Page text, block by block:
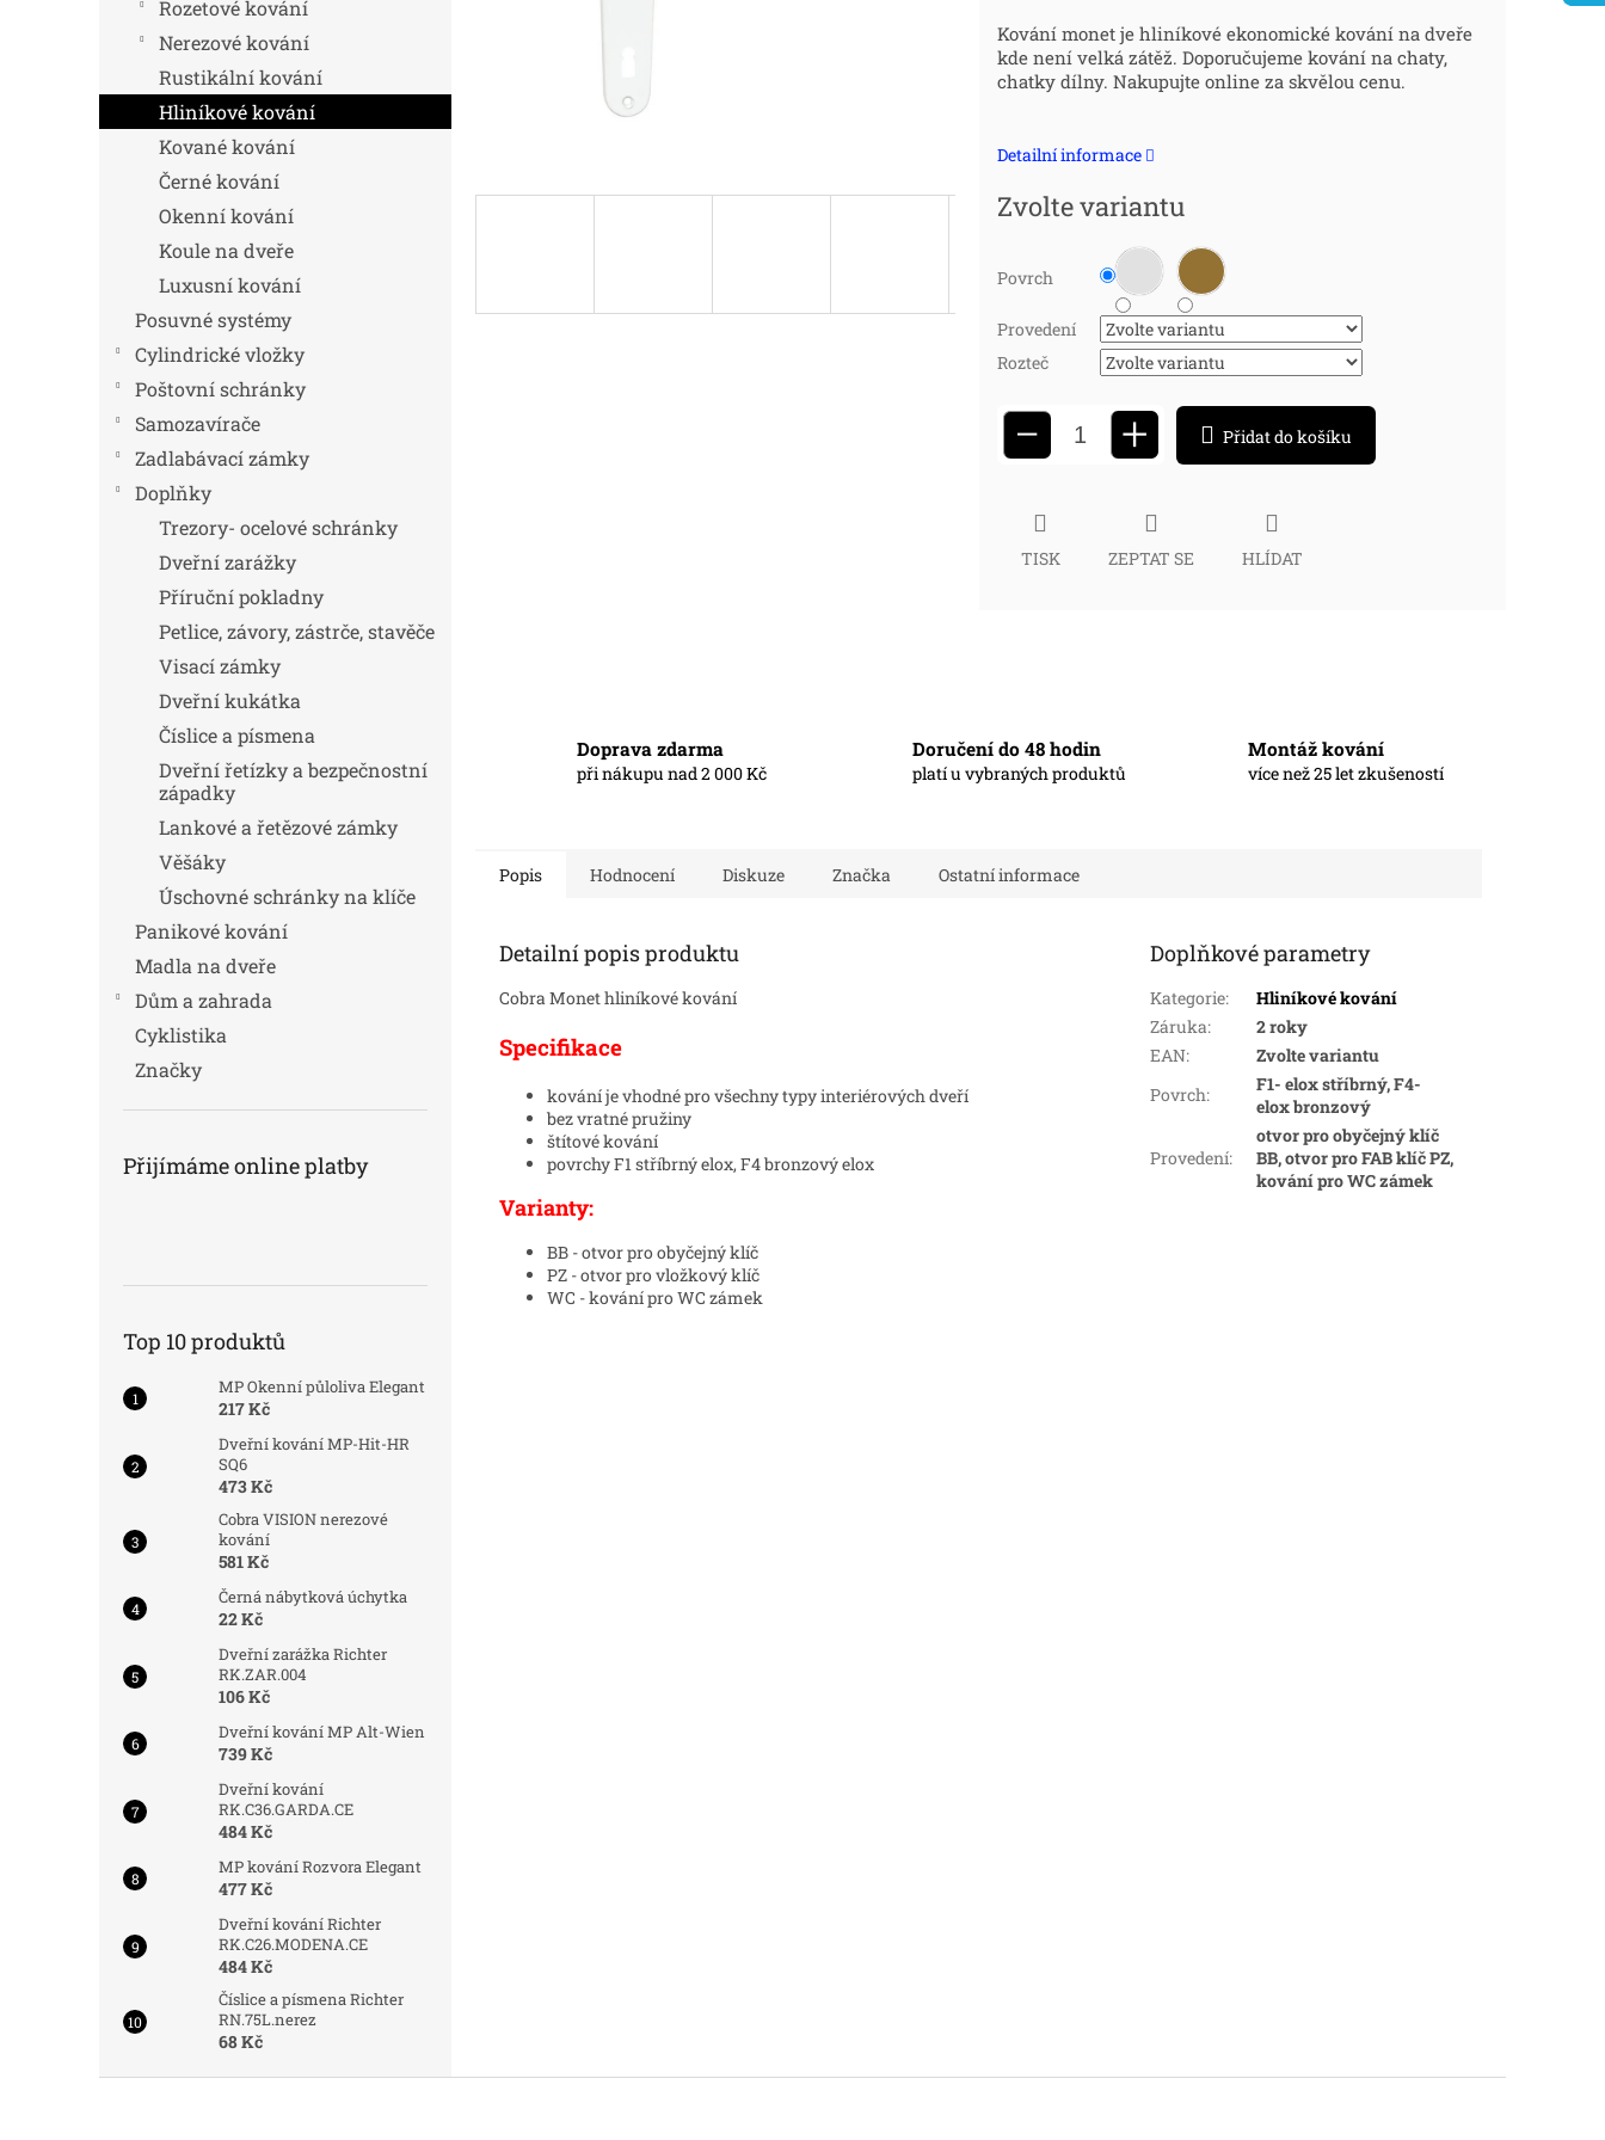
Rozetové kování
Nerezové kování
Rustikální kování
Hliníkové kování
Kované kování
Černé kování
Okenní kování
Koule na dveře
Luxusní kování
Posuvné systémy
Cylindrické vložky
Poštovní schránky
Samozavírače
Zadlabávací zámky
Doplňky
Trezory- ocelové schránky
Dveřní zarážky
Příruční pokladny
Petlice, závory, zástrče, stavěče
Visací zámky
Dveřní kukátka
Číslice a písmena
Dveřní řetízky a bezpečnostní
západky
Lankové a řetězové zámky
Věšáky
Úschovné schránky na klíče
Panikové kování
Madla na dveře
Dům a zahrada
Cyklistika
Značky
Přijímáme online platby
Top 10 produktů
MP Okenní půloliva Elegant
217 Kč
Dveřní kování MP-Hit-HR
SQ6
473 Kč
Cobra VISION nerezové
kování
581 Kč
Černá nábytková úchytka
22 Kč
Dveřní zarážka Richter
RK.ZAR.004
106 Kč
Dveřní kování MP Alt-Wien
739 Kč
Dveřní kování
RK.C36.GARDA.CE
484 Kč
MP kování Rozvora Elegant
477 Kč
Dveřní kování Richter
RK.C26.MODENA.CE
484 Kč
Číslice a písmena Richter
RN.75L.nerez
68 Kč
Měrná
cena:
Kování monet je hliníkové ekonomické kování na dveře
kde není velká zátěž. Doporučujeme kování na chaty,
chatky dílny. Nakupujte online za skvělou cenu.
Detailní informace
Zvolte variantu
Povrch
Provedení
Rozteč
− + Přidat do košíku
TISK ZEPTAT SE HLÍDAT
Doprava zdarma
při nákupu nad 2 000 Kč
Doručení do 48 hodin
platí u vybraných produktů
Montáž kování
více než 25 let zkušeností
Popis Hodnocení Diskuze Značka Ostatní informace
Detailní popis produktu
Cobra Monet hliníkové kování
Specifikace
kování je vhodné pro všechny typy interiérových dveří
bez vratné pružiny
štítové kování
povrchy F1 stříbrný elox, F4 bronzový elox
Varianty:
BB - otvor pro obyčejný klíč
PZ - otvor pro vložkový klíč
WC - kování pro WC zámek
Doplňkové parametry
Kategorie:
Hliníkové kování
Záruka:
2 roky
EAN:
Zvolte variantu
Povrch:
F1- elox stříbrný, F4-
elox bronzový
Provedení:
otvor pro obyčejný klíč
BB, otvor pro FAB klíč PZ,
kování pro WC zámek